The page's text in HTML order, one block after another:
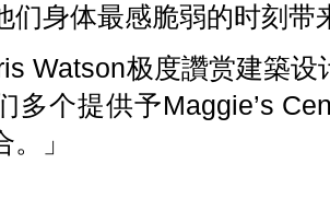
们身体最感脆弱的时刻带
Watson极度讚赏建築
多个提供予Maggie’s
」